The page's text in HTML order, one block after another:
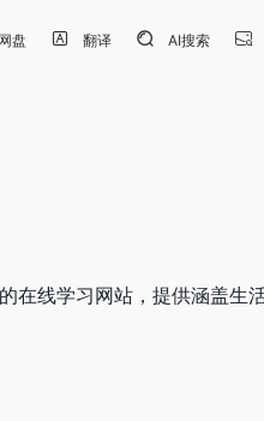
网盘 翻译 AI搜索
在线学习网站，提供涵盖生